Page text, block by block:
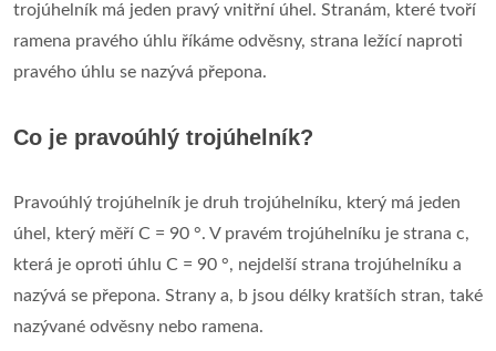
trojúhelník má jeden pravý vnitřní úhel. Stranám, které tvoří
ramena pravého úhlu říkáme odvěsny, strana ležící naproti
pravého úhlu se nazývá přepona.
Co je pravoúhlý trojúhelník?
Pravoúhlý trojúhelník je druh trojúhelníku, který má jeden
úhel, který měří C = 90 °. V pravém trojúhelníku je strana c,
která je oproti úhlu C = 90 °, nejdelší strana trojúhelníku a
nazývá se přepona. Strany a, b jsou délky kratších stran, také
nazývané odvěsny nebo ramena.